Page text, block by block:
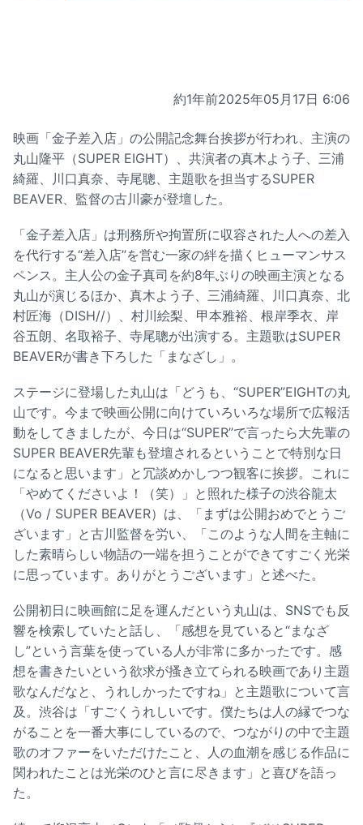
約1年前2025年05月17日 6:06
映画「金子差入店」の公開記念舞台挨拶が行われ、主演の
丸山隆平（SUPER EIGHT）、共演者の真木よう子、三浦
綺羅、川口真奈、寺尾聰、主題歌を担当するSUPER
BEAVER、監督の古川豪が登壇した。
「金子差入店」は刑務所や拘置所に収容された人への差入
を代行する“差入店”を営む一家の絆を描くヒューマンサス
ペンス。主人公の金子真司を約8年ぶりの映画主演となる
丸山が演じるほか、真木よう子、三浦綺羅、川口真奈、北
村匠海（DISH//）、村川絵梨、甲本雅裕、根岸季衣、岸
谷五朗、名取裕子、寺尾聰が出演する。主題歌はSUPER
BEAVERが書き下ろした「まなざし」。
ステージに登場した丸山は「どうも、“SUPER”EIGHTの丸
山です。今まで映画公開に向けていろいろな場所で広報活
動をしてきましたが、今日は“SUPER”で言ったら大先輩の
SUPER BEAVER先輩も登壇されるということで特別な日
になると思います」と冗談めかしつつ観客に挨拶。これに
「やめてくださいよ！（笑）」と照れた様子の渋谷龍太
（Vo / SUPER BEAVER）は、「まずは公開おめでとうご
ざいます」と古川監督を労い、「このような人間を主軸に
した素晴らしい物語の一端を担うことができてすごく光栄
に思っています。ありがとうございます」と述べた。
公開初日に映画館に足を運んだという丸山は、SNSでも反
響を検索していたと話し、「感想を見ていると“まなざ
し”という言葉を使っている人が非常に多かったです。感
想を書きたいという欲求が搔き立てられる映画であり主題
歌なんだなと、うれしかったですね」と主題歌について言
及。渋谷は「すごくうれしいです。僕たちは人の縁でつな
がることを一番大事にしているので、つながりの中で主題
歌のオファーをいただけたこと、人の血潮を感じる作品に
関われたことは光栄のひと言に尽きます」と喜びを語っ
た。